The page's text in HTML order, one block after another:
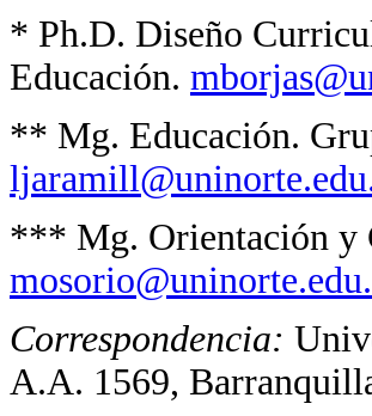
* Ph.D. Diseño
Educación.
** Mg. Educación.
*** Mg. Orientación y
Correspondencia:
A.A. 1569,